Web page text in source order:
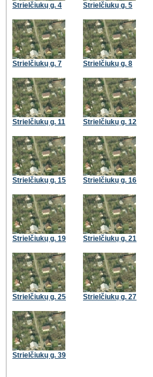
Strielčiukų g. 4 Strielčiukų g. 5
Strielčiukų g. 7 Strielčiukų g. 8
Strielčiukų g. 11 Strielčiukų g. 12
Strielčiukų g. 15 Strielčiukų g. 16
Strielčiukų g. 19 Strielčiukų g. 21
Strielčiukų g. 25 Strielčiukų g. 27
Strielčiukų g. 39